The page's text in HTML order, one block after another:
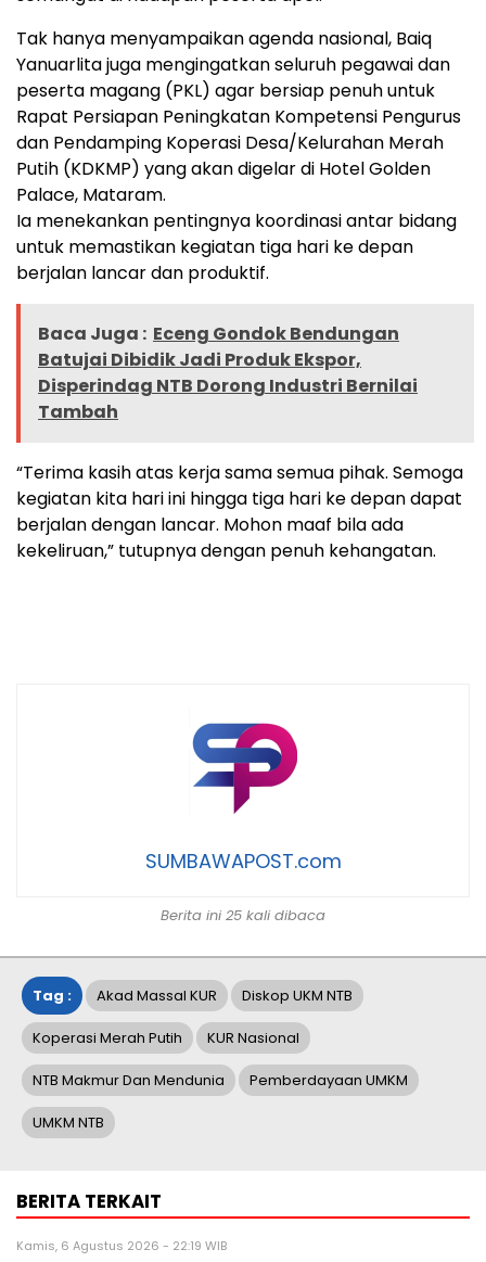
Tak hanya menyampaikan agenda nasional, Baiq
Yanuarlita juga mengingatkan seluruh pegawai dan
peserta magang (PKL) agar bersiap penuh untuk
Rapat Persiapan Peningkatan Kompetensi Pengurus
dan Pendamping Koperasi Desa/Kelurahan Merah
Putih (KDKMP) yang akan digelar di Hotel Golden
Palace, Mataram.
Ia menekankan pentingnya koordinasi antar bidang
untuk memastikan kegiatan tiga hari ke depan
berjalan lancar dan produktif.
Baca Juga : Eceng Gondok Bendungan
Batujai Dibidik Jadi Produk Ekspor,
Disperindag NTB Dorong Industri Bernilai
Tambah
“Terima kasih atas kerja sama semua pihak. Semoga
kegiatan kita hari ini hingga tiga hari ke depan dapat
berjalan dengan lancar. Mohon maaf bila ada
kekeliruan,” tutupnya dengan penuh kehangatan.
SUMBAWAPOST.com
Berita ini 25 kali dibaca
Tag : Akad Massal KUR Diskop UKM NTB
Koperasi Merah Putih KUR Nasional
NTB Makmur Dan Mendunia Pemberdayaan UMKM
UMKM NTB
BERITA TERKAIT
Kamis, 6 Agustus 2026 - 22:19 WIB